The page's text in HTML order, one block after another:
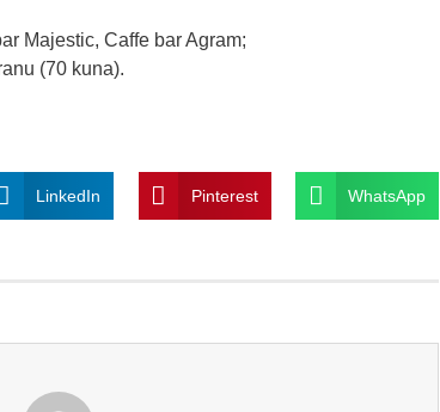
Majestic, Caffe bar Agram;
(70 kuna).
LinkedIn Pinterest WhatsApp